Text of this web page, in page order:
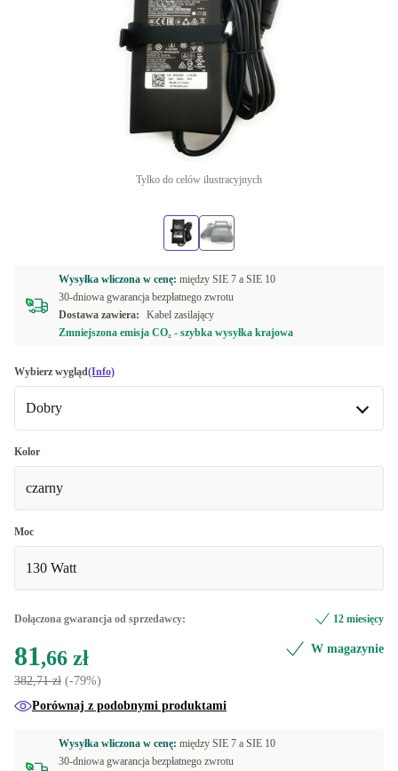
Tylko do celów ilustracyjnych
Wysyłka wliczona w cenę: między SIE 7 a SIE 10
30-dniowa gwarancja bezpłatnego zwrotu
Dostawa zawiera:
Kabel zasilający
Zmniejszona emisja CO₂ - szybka wysyłka krajowa
Wybierz wygląd(Info)
Dobry
Dobry
Doskonały
Premium
Kolor
czarny
Moc
130 Watt
Dołączona gwarancja od sprzedawcy: 12 miesięcy
81,66 zł
382,71 zł (-79%)
W magazynie
Porównaj z podobnymi produktami
Wysyłka wliczona w cenę: między SIE 7 a SIE 10
30-dniowa gwarancja bezpłatnego zwrotu